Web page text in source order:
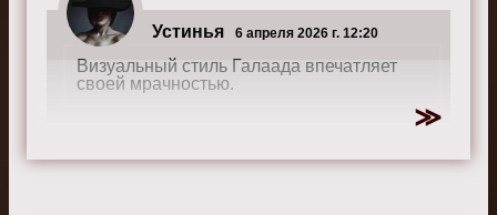
Устинья 6 апреля 2026 г. 12:20
Визуальный стиль Галаада впечатляет
своей мрачностью.